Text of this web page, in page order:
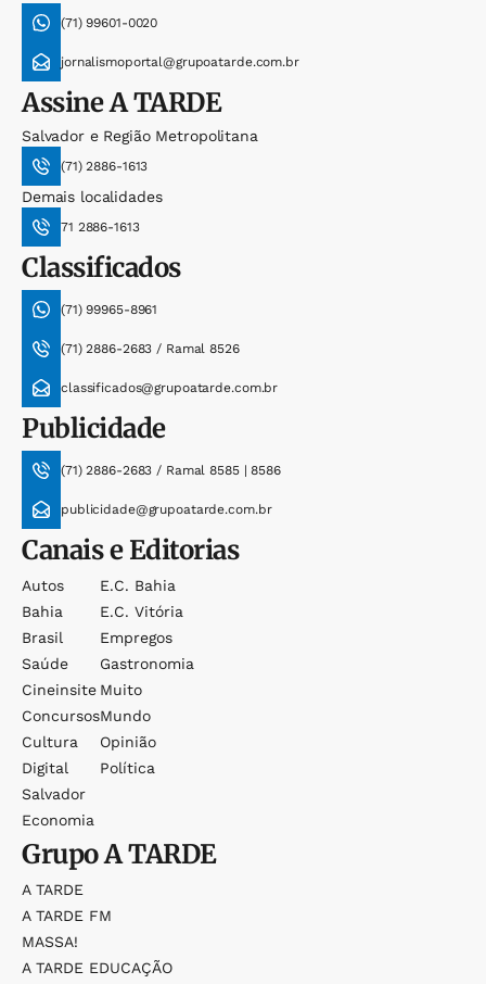
(71) 99601-0020
jornalismoportal@grupoatarde.com.br
AssineA TARDE
Salvador e Região Metropolitana
(71) 2886-1613
Demais localidades
71 2886-1613
Classificados
(71) 99965-8961
(71) 2886-2683 / Ramal 8526
classificados@grupoatarde.com.br
Publicidade
(71) 2886-2683 / Ramal 8585 | 8586
publicidade@grupoatarde.com.br
Canais e Editorias
Autos
Bahia
Brasil
Saúde
Cineinsite
Concursos
Cultura
Digital
Salvador
Economia
E.c. Bahia
E.c. Vitória
Empregos
Gastronomia
Muito
Mundo
Opinião
Política
GrupoA TARDE
A TARDE
A TARDE FM
MASSA!
A TARDE EDUCAÇÃO